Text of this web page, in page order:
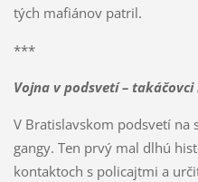
tých mafiánov patril.
***
Vojna v podsvetí –
V Bratislavskom podsvetí na
gangy. Ten prvý mal dlhú
kontaktoch s policajtmi a